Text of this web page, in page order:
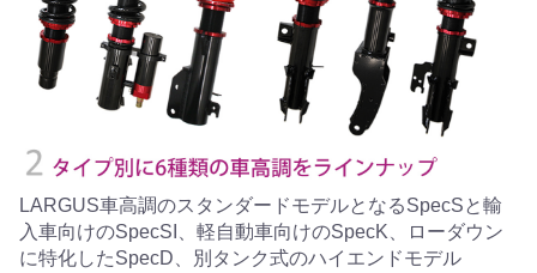
LARGUS車高調のスタンダードモデルとなるSpecSと輸
入車向けのSpecSI、軽自動車向けのSpecK、ローダウン
に特化したSpecD、別タンク式のハイエンドモデル